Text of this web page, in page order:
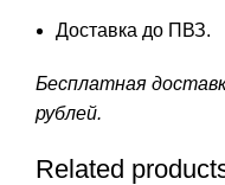
Доставка до ПВЗ.
Бесплатная
рублей.
Related